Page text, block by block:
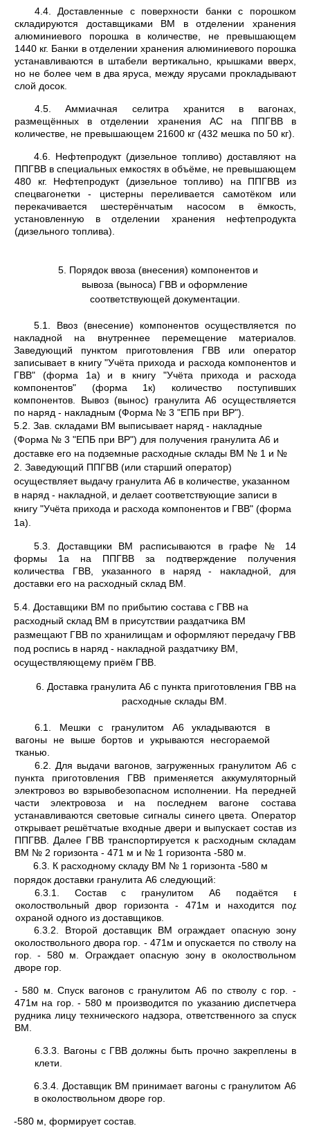
4.4. Доставленные с поверхности банки с порошком
складируются доставщиками ВМ в отделении хранения
алюминиевого порошка в количестве, не превышающем
1440 кг. Банки в отделении хранения алюминиевого порошка
устанавливаются в штабели вертикально, крышками вверх,
но не более чем в два яруса, между ярусами прокладывают
слой досок.
4.5. Аммиачная селитра хранится в вагонах,
размещённых в отделении хранения АС на ППГВВ в
количестве, не превышающем 21600 кг (432 мешка по 50 кг).
4.6. Нефтепродукт (дизельное топливо) доставляют на
ППГВВ в специальных емкостях в объёме, не превышающем
480 кг. Нефтепродукт (дизельное топливо) на ППГВВ из
спецвагонетки - цистерны переливается самотёком или
перекачивается шестерёнчатым насосом в ёмкость,
установленную в отделении хранения нефтепродукта
(дизельного топлива).
5. Порядок ввоза (внесения) компонентов и
вывоза (выноса) ГВВ и оформление
соответствующей документации.
5.1. Ввоз (внесение) компонентов осуществляется по
накладной на внутреннее переме­щение материалов.
Заведующий пунктом приготовления ГВВ или оператор
записывает в книгу "Учёта прихода и расхода компонентов и
ГВВ" (форма 1а) и в книгу "Учёта прихода и расхода
компонентов" (форма 1к) количество поступивших
компонентов. Вывоз (вынос) гранулита А6 осуществляется
по наряд - накладным (Форма № 3 "ЕПБ при ВР").
5.2. Зав. складами ВМ выписывает наряд - накладные
(Форма № 3 "ЕПБ при ВР") для получения гранулита А6 и
доставке его на подземные расходные склады ВМ № 1 и №
2. Заведующий ППГВВ (или старший оператор)
осуществляет выдачу гранулита А6 в количестве, указанном
в наряд - накладной, и делает соответствующие записи в
книгу "Учёта прихода и расхода компонентов и ГВВ" (форма
1а).
5.3. Доставщики ВМ расписываются в графе № 14
формы 1а на ППГВВ за подтверждение получения
количества ГВВ, указанного в наряд - накладной, для
доставки его на расходный склад ВМ.
5.4. Доставщики ВМ по прибытию состава с ГВВ на
расходный склад ВМ в присутствии раздатчика ВМ
размещают ГВВ по хранилищам и оформляют передачу ГВВ
под роспись в наряд - накладной раздатчику ВМ,
осуществляющему приём ГВВ.
6. Доставка гранулита А6 с пункта приготовления ГВВ на
расходные склады ВМ.
6.1. Мешки с гранулитом А6 укладываются в
вагоны не выше бортов и укрываются несгораемой
тканью.
6.2. Для выдачи вагонов, загруженных гранулитом А6 с
пункта приготовления ГВВ приме­няется аккумуляторный
электровоз во взрывобезопасном исполнении. На передней
части электровоза и на последнем вагоне состава
устанавливаются световые сигналы синего цвета. Оператор
открывает решётчатые входные двери и выпускает состав из
ППГВВ. Далее ГВВ транспортируется к расходным складам
ВМ № 2 горизонта - 471 м и № 1 горизонта -580 м.
6.3. К расходному складу ВМ № 1 горизонта -580 м
порядок доставки гранулита А6 следующий:
6.3.1. Состав с гранулитом А6 подаётся в
околоствольный двор горизонта - 471м и находится под
охраной одного из доставщиков.
6.3.2. Второй доставщик ВМ ограждает опасную зону
околоствольного двора гор. - 471м и опускается по стволу на
гор. - 580 м. Ограждает опасную зону в околоствольном
дворе гор.
- 580 м. Спуск вагонов с гранулитом А6 по стволу с гор. -
471м на гор. - 580 м производится по указанию диспетчера
рудника лицу технического надзора, ответственного за спуск
ВМ.
6.3.3. Вагоны с ГВВ должны быть прочно закреплены в
клети.
6.3.4. Доставщик ВМ принимает вагоны с гранулитом А6
в околоствольном дворе гор.
-580 м, формирует состав.